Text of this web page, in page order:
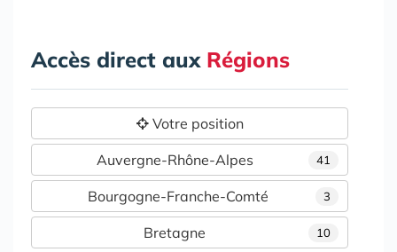
Accès direct aux Régions
Votre position
41
Auvergne-Rhône-Alpes
3
Bourgogne-Franche-Comté
10
Bretagne